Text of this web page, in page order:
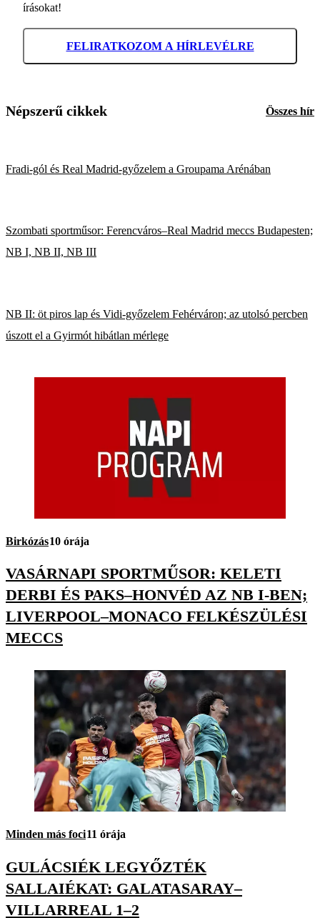
írásokat!
FELIRATKOZOM A HÍRLEVÉLRE
Népszerű cikkek Összes hír
Fradi-gól és Real Madrid-győzelem a Groupama Arénában
Szombati sportműsor: Ferencváros–Real Madrid meccs Budapesten;
NB I, NB II, NB III
NB II: öt piros lap és Vidi-győzelem Fehérváron; az utolsó percben
úszott el a Gyirmót hibátlan mérlege
Birkózás10 órája
VASÁRNAPI SPORTMŰSOR: KELETI
DERBI ÉS PAKS–HONVÉD AZ NB I-BEN;
LIVERPOOL–MONACO FELKÉSZÜLÉSI
MECCS
Minden más foci11 órája
GULÁCSIÉK LEGYŐZTÉK
SALLAIÉKAT: GALATASARAY–
VILLARREAL 1–2